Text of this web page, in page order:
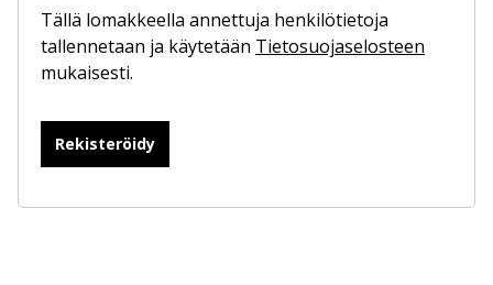
Tällä lomakkeella annettuja henkilötietoja
tallennetaan ja käytetään Tietosuojaselosteen
mukaisesti.
Rekisteröidy